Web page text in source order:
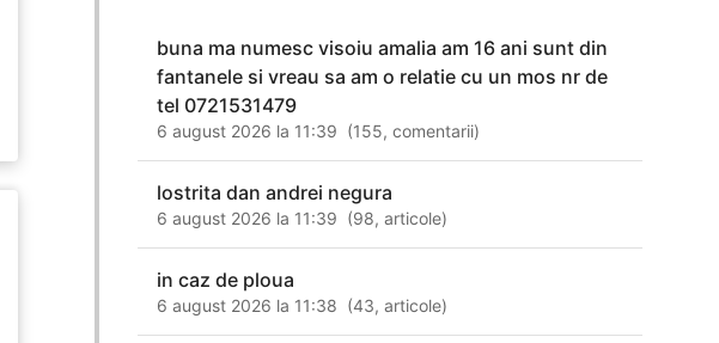
buna ma numesc visoiu amalia am 16 ani sunt din
fantanele si vreau sa am o relatie cu un mos nr de
tel 0721531479
6 august 2026 la 11:39 (155,comentarii)
lostrita dan andrei negura
6 august 2026 la 11:39 (98,articole)
in caz de ploua
6 august 2026 la 11:38 (43,articole)